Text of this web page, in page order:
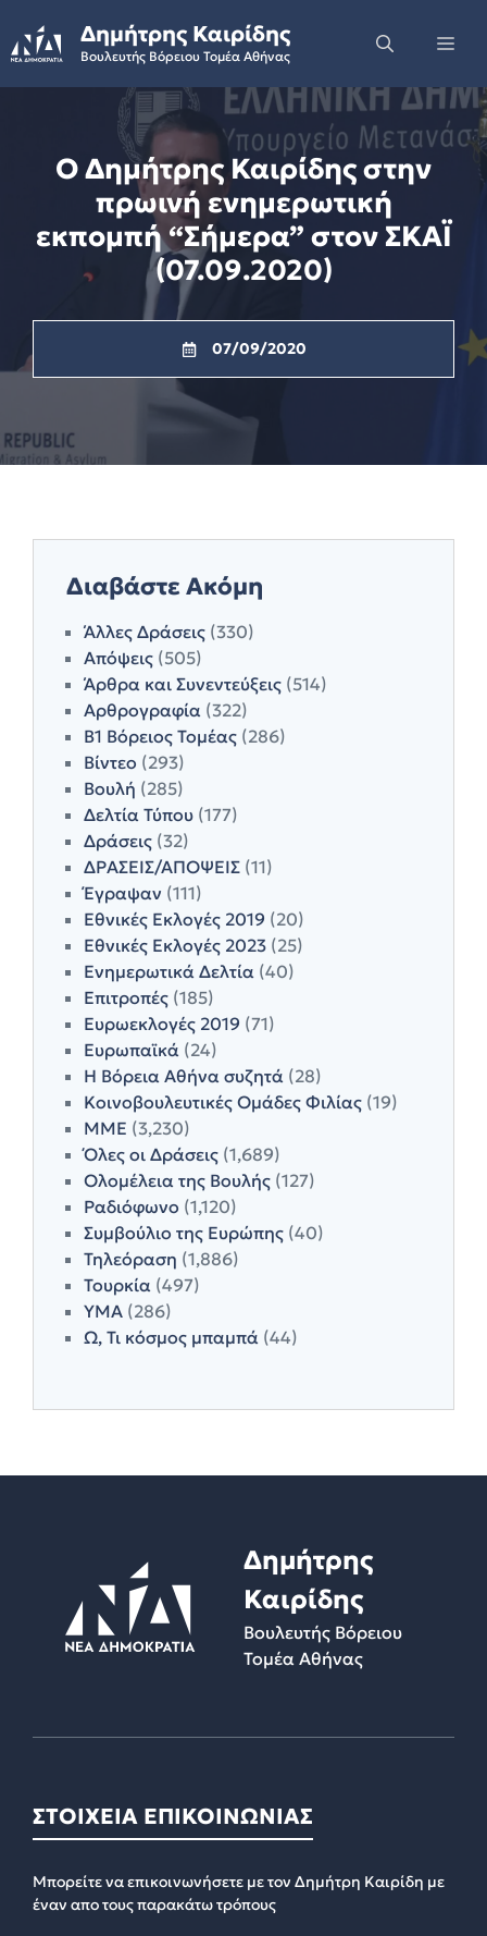
to
content
Δημήτρης Καιρίδης
Βουλευτής Βόρειου Τομέα Αθήνας
Ο Δημήτρης Καιρίδης στην
πρωινή ενημερωτική
εκπομπή “Σήμερα” στον ΣΚΑΪ
(07.09.2020)
07/09/2020
Διαβάστε Ακόμη
Άλλες Δράσεις (330)
Απόψεις (505)
Άρθρα και Συνεντεύξεις (514)
Αρθρογραφία (322)
Β1 Βόρειος Τομέας (286)
Βίντεο (293)
Βουλή (285)
Δελτία Τύπου (177)
Δράσεις (32)
ΔΡΑΣΕΙΣ/ΑΠΟΨΕΙΣ (11)
Έγραψαν (111)
Εθνικές Εκλογές 2019 (20)
Εθνικές Εκλογές 2023 (25)
Ενημερωτικά Δελτία (40)
Επιτροπές (185)
Ευρωεκλογές 2019 (71)
Ευρωπαϊκά (24)
Η Βόρεια Αθήνα συζητά (28)
Κοινοβουλευτικές Ομάδες Φιλίας (19)
ΜΜΕ (3,230)
Όλες οι Δράσεις (1,689)
Ολομέλεια της Βουλής (127)
Ραδιόφωνο (1,120)
Συμβούλιο της Ευρώπης (40)
Τηλεόραση (1,886)
Τουρκία (497)
ΥΜΑ (286)
Ω, Τι κόσμος μπαμπά (44)
Δημήτρης
Καιρίδης
Βουλευτής Βόρειου
Τομέα Αθήνας
ΣΤΟΙΧΕΙΑ ΕΠΙΚΟΙΝΩΝΙΑΣ
Μπορείτε να επικοινωνήσετε με τον Δημήτρη Καιρίδη με
έναν απο τους παρακάτω τρόπους